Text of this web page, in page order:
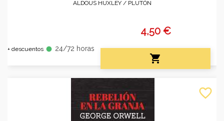
ALDOUS HUXLEY / PLUTÓN
+ descuentos fiber_manual_record 24/72 horas
4,50 €

favorite_border